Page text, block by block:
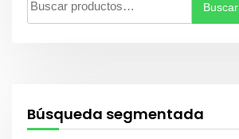
B
r
p
Buscar
Búsqueda segmentada